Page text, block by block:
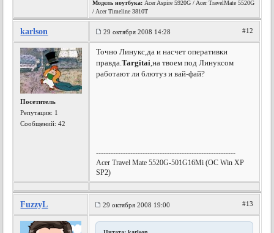
Модель ноутбука: Acer Aspire 5920G / Acer TravelMate 5520G
/ Acer Timeline 3810T
karlson 29 октября 2008 14:28 #12
Посетитель
Репутация: 1
Сообщений: 42
Точно Линукс,да и насчет оперативки
правда.Targitai,на твоем под Линуксом
работают ли блютуз и вай-фай?
---------------------------------------------------------
Acer Travel Mate 5520G-501G16Mi (OC Win XP
SP2)
FuzzyL 29 октября 2008 19:00 #13